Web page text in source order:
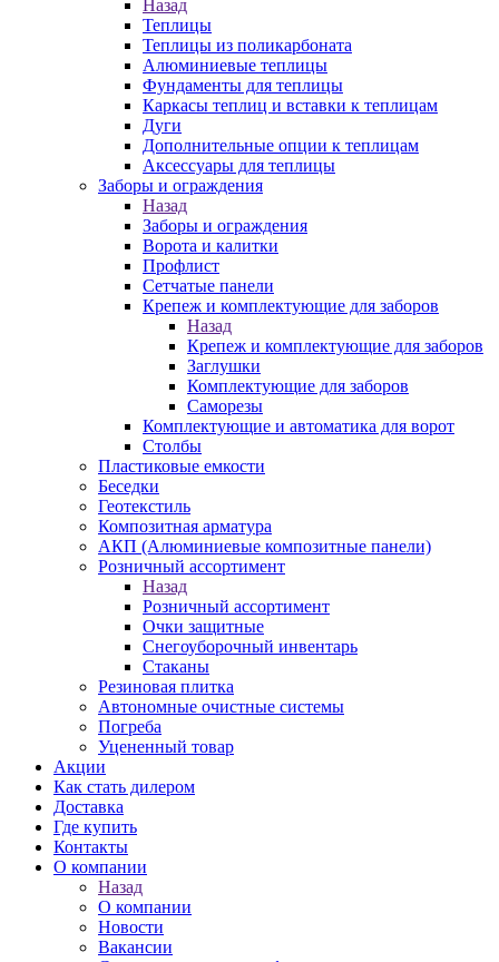
Назад
Теплицы
Теплицы из поликарбоната
Алюминиевые теплицы
Фундаменты для теплицы
Каркасы теплиц и вставки к теплицам
Дуги
Дополнительные опции к теплицам
Аксессуары для теплицы
Заборы и ограждения
Назад
Заборы и ограждения
Ворота и калитки
Профлист
Сетчатые панели
Крепеж и комплектующие для заборов
Назад
Крепеж и комплектующие для заборов
Заглушки
Комплектующие для заборов
Саморезы
Комплектующие и автоматика для ворот
Столбы
Пластиковые емкости
Беседки
Геотекстиль
Композитная арматура
АКП (Алюминиевые композитные панели)
Розничный ассортимент
Назад
Розничный ассортимент
Очки защитные
Снегоуборочный инвентарь
Стаканы
Резиновая плитка
Автономные очистные системы
Погреба
Уцененный товар
Акции
Как стать дилером
Доставка
Где купить
Контакты
О компании
Назад
О компании
Новости
Вакансии